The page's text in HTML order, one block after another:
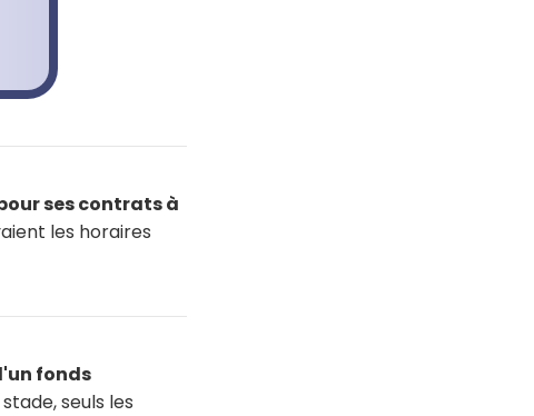
ses contrats à
les horaires
fonds
seuls les